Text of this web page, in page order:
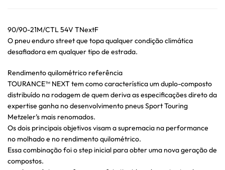
90/90-21M/CTL 54V TNextF
O pneu enduro street que topa qualquer condição climática
desafiadora em qualquer tipo de estrada.
Rendimento quilométrico referência
TOURANCE™ NEXT tem como característica um duplo-composto
distribuído na rodagem de quem deriva as especificações direto da
expertise ganha no desenvolvimento pneus Sport Touring
Metzeler’s mais renomados.
Os dois principais objetivos visam a supremacia na performance
no molhado e no rendimento quilométrico.
Essa combinação foi o step inicial para obter uma nova geração de
compostos.